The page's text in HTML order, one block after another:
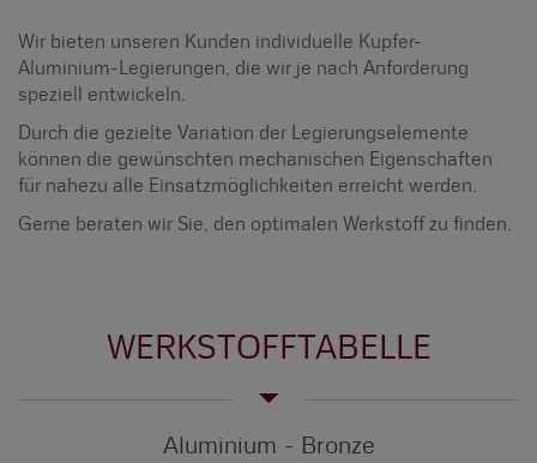
Wir bieten unseren Kunden individuelle Kupfer-
Aluminium-Legierungen, die wir je nach Anforderung
speziell entwickeln.
Durch die gezielte Variation der Legierungselemente
können die gewünschten mechanischen Eigenschaften
für nahezu alle Einsatzmöglichkeiten erreicht werden.
Gerne beraten wir Sie, den optimalen Werkstoff zu finden.
WERKSTOFFTABELLE
Aluminium - Bronze